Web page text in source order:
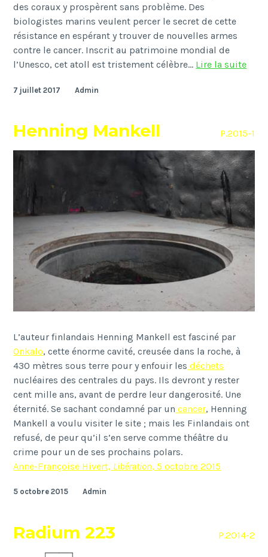
des coraux y prospèrent sans problème. Des
biologistes marins veulent percer le secret de cette
résistance en espérant y trouver de nouvelles armes
contre le cancer. Inscrit au patrimoine mondial de
l’Unesco, cet atoll est tristement célèbre… Lire la suite
7 juillet 2017 Admin
Henning Mankell P.2015-1
L ’auteur finlandais Henning Mankell est fasciné par
Onkalo, cetteénorme cavité, creusée dans la roche,à
430 mètres sous terre pour y enfouir les déchets
nucléaires des centrales du pays. Ils devront y rester
cent mille ans, avant de perdre leur dangerosité. Une
éternité. Se sachant condamné par un cancer, Henning
Mankell a voulu visiter le site ; mais les Finlandais ont
refusé, de peur qu’il s’en serve comme théâtre du
crime pour un de ses prochains polars.
Anne-Françoise Hivert, Libération, 5 octobre 2015
5 octobre 2015 Admin
Radium 223 P.2014-2